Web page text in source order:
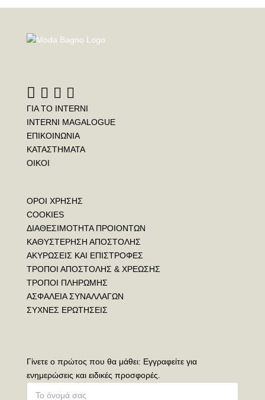
ΓΙΑ ΤΟ INTERNI
INTERNI MAGALOGUE
ΕΠΙΚΟΙΝΩΝΙΑ
ΚΑΤΑΣΤΗΜΑΤΑ
ΟΙΚΟΙ
ΟΡΟΙ ΧΡΗΣΗΣ
COOKIES
ΔΙΑΘΕΣΙΜΟΤΗΤΑ ΠΡΟΙΟΝΤΩΝ
ΚΑΘΥΣΤΕΡΗΣΗ ΑΠΟΣΤΟΛΗΣ
ΑΚΥΡΩΣΕΙΣ ΚΑΙ ΕΠΙΣΤΡΟΦΕΣ
ΤΡΟΠΟΙ ΑΠΟΣΤΟΛΗΣ & ΧΡΕΩΣΗΣ
ΤΡΟΠΟΙ ΠΛΗΡΩΜΗΣ
ΑΣΦΑΛΕΙΑ ΣΥΝΑΛΛΑΓΩΝ
ΣΥΧΝΕΣ ΕΡΩΤΗΣΕΙΣ
Γίνετε ο πρώτος που θα μάθει: Εγγραφείτε για
ενημερώσεις και ειδικές προσφορές.